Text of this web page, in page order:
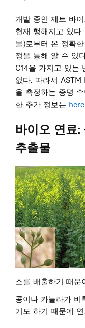
개발 중인 제트 바
현재 행해지고 있다
물)로부터 온 정확
정을 통해 알 수 있
C14을 가지고 있는
없다. 따라서
을 측정하는 증명
한 추가 정보는 here
바이오 연료
추출물
소를 배출하기 때문
콩이나 카놀라가 비
기도 하기 때문에